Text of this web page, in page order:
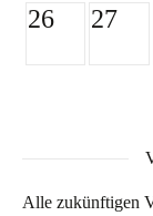
26 27
Alle zukünftigen